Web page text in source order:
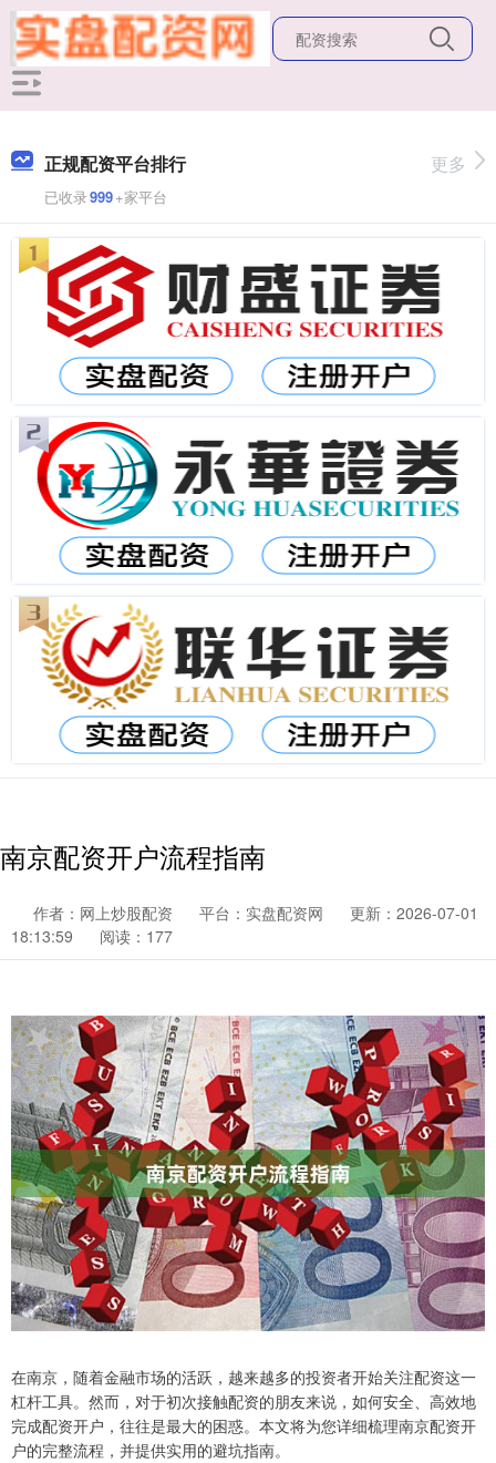
正规配资平台排行
已收录999+家平台
更多
南京配资开户流程指南
作者：网上炒股配资 平台：实盘配资网
更新：2026-07-01
18:13:59
阅读：177
在南京，随着金融市场的活跃，越来越多的投资者开始关注配资这一
杠杆工具。然而，对于初次接触配资的朋友来说，如何安全、高效地
完成配资开户，往往是最大的困惑。本文将为您详细梳理南京配资开
户的完整流程，并提供实用的避坑指南。